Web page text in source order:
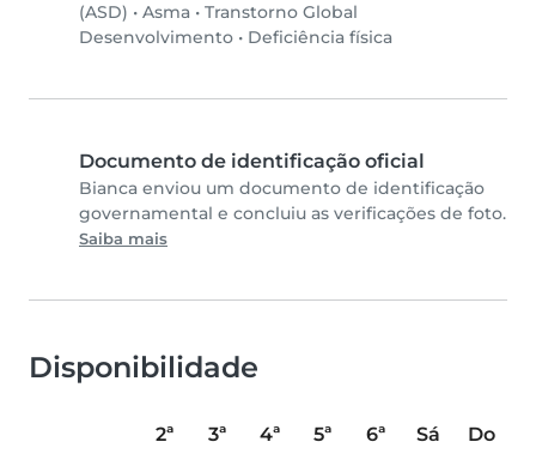
(ASD) • Asma • Transtorno Global
Desenvolvimento • Deficiência física
Documento de identificação oficial
Bianca enviou um documento de identificação
governamental e concluiu as verificações de foto.
Saiba mais
Disponibilidade
2ª 3ª 4ª 5ª 6ª Sá
Do